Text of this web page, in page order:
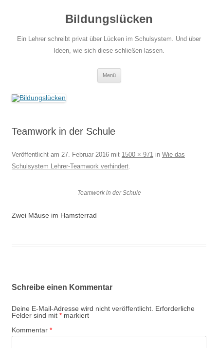
Bildungslücken
Ein Lehrer schreibt privat über Lücken im Schulsystem. Und über
Ideen, wie sich diese schließen lassen.
Menü
Teamwork in der Schule
Veröffentlicht am 27. Februar 2016 mit 1500 × 971 in Wie das
Schulsystem Lehrer-Teamwork verhindert.
Teamwork in der Schule
Zwei Mäuse im Hamsterrad
Schreibe einen Kommentar
Deine E-Mail-Adresse wird nicht veröffentlicht. Erforderliche
Felder sind mit * markiert
Kommentar *